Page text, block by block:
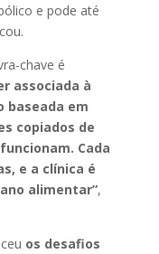
e pode até
chave é
associada à
baseada em
copiados de
Cada
e a clínica é
alimentar”,
os desafios